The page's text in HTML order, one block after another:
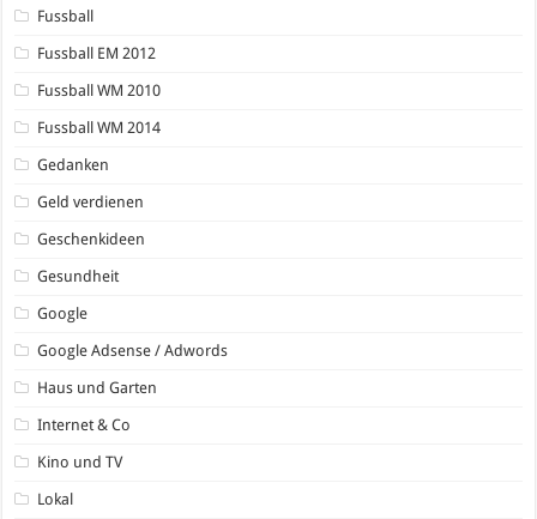
Fussball
Fussball EM 2012
Fussball WM 2010
Fussball WM 2014
Gedanken
Geld verdienen
Geschenkideen
Gesundheit
Google
Google Adsense / Adwords
Haus und Garten
Internet & Co
Kino und TV
Lokal